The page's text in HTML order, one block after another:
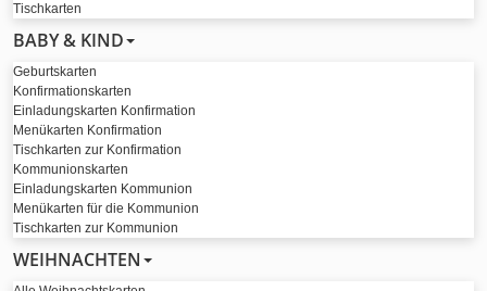
Tischkarten
BABY & KIND
Geburtskarten
Konfirmationskarten
Einladungskarten Konfirmation
Menükarten Konfirmation
Tischkarten zur Konfirmation
Kommunionskarten
Einladungskarten Kommunion
Menükarten für die Kommunion
Tischkarten zur Kommunion
WEIHNACHTEN